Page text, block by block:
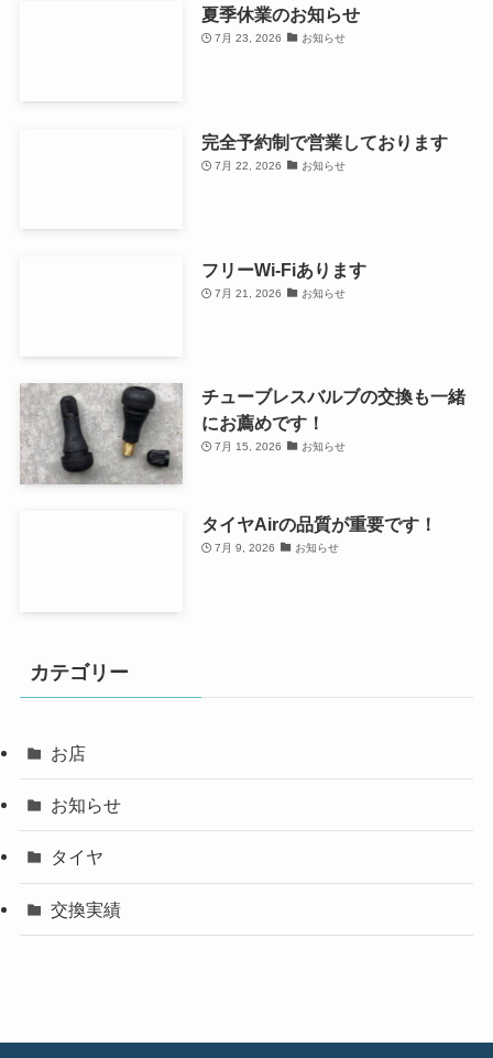
夏季休業のお知らせ
7月 23, 2026 お知らせ
完全予約制で営業しております
7月 22, 2026 お知らせ
フリーWi-Fiあります
7月 21, 2026 お知らせ
チューブレスバルブの交換も一緒
にお薦めです！
7月 15, 2026 お知らせ
タイヤAirの品質が重要です！
7月 9, 2026 お知らせ
カテゴリー
お店
お知らせ
タイヤ
交換実績